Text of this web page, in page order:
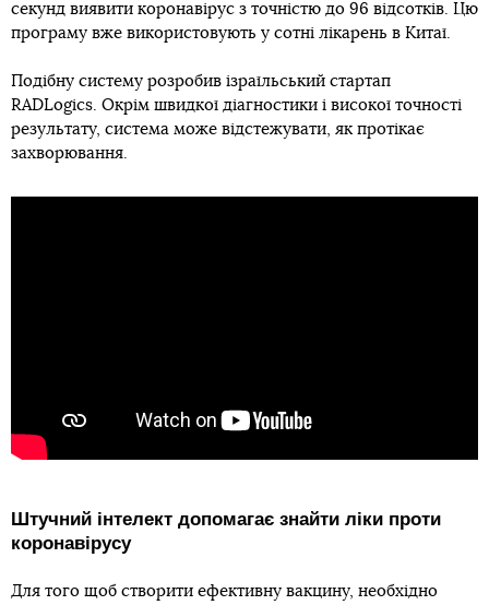
секунд виявити коронавірус з точністю до 96 відсотків. Цю
програму вже використовують у сотні лікарень в Китаї.
Подібну систему розробив ізраїльський стартап
RADLogics. Окрім швидкої діагностики і високої точності
результату, система може відстежувати, як протікає
захворювання.
Штучний інтелект допомагає знайти ліки проти
коронавірусу
Для того щоб створити ефективну вакцину, необхідно